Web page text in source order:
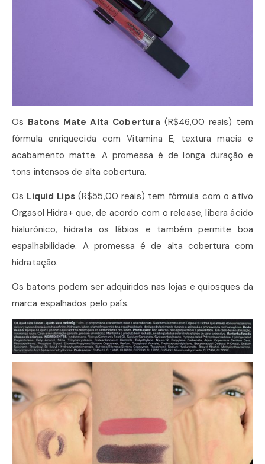
Os Batons Mate Alta Cobertura (R$46,00 reais) tem
fórmula enriquecida com Vitamina E, textura macia e
acabamento matte. A promessa é de longa duração e
tons intensos de alta cobertura.
Os Liquid Lips(R$55,00 reais) tem fórmula com o ativo
Orgasol Hidra+ que, de acordo com o release, libera ácido
hialurônico, hidrata os lábios e também permite boa
espalhabilidade. A promessa é de alta cobertura com
hidratação.
Os batons podem ser adquiridos nas lojas e quiosques da
marca espalhados pelo país.